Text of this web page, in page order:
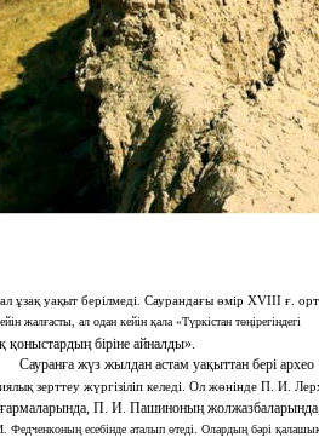
ұзақ уақыт берілмеді. Саурандағы өмір XVIII ғ.
жалғасты, ал одан кейін қала «Түркістан төңірегіндегі
қоныстардың біріне айналды».
Сауранға жүз жылдан астам уақыттан бері ар­хео­
зерттеу жүргізіліп келеді. Ол жөнінде П. И.
П. И. Пашиноның
Федченконың есебінде аталып өтеді. Олардың бәрі